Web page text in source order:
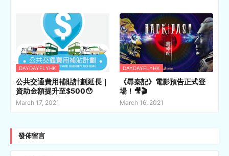
DAYDAYFLYHK
公共交通費用補貼計劃延長｜
資助金額提升至$500😯
March 17, 2021
DAYDAYFLYHK
《尋秦記》電影預告正式登
場！🎥🎬
March 16, 2021
發佈留言